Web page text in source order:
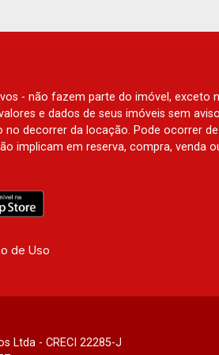
Ile
de
- não fazem parte do imóvel, exceto
e dados de seus imóveis sem
decorrer da locação. Pode ocorrer
implicam em reserva, compra, venda
de Uso
Ltda - CRECI 22285-J